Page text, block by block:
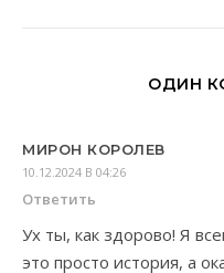
ОДИН
МИРОН КОРОЛЕВ
10.12.2024 В 04:26
Ответить
Ух ты, как здорово! Я
это просто история, а